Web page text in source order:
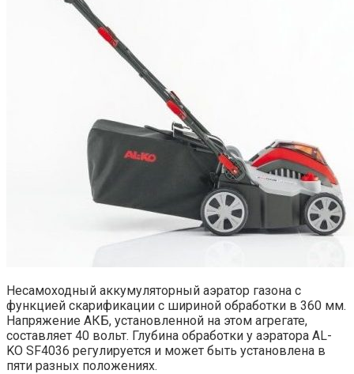
Несамоходный аккумуляторный аэратор газона с
функцией скарификации с шириной обработки в 360 мм.
Напряжение АКБ, установленной на этом агрегате,
составляет 40 вольт. Глубина обработки у аэратора AL-
KO SF4036 регулируется и может быть установлена в
пяти разных положениях.